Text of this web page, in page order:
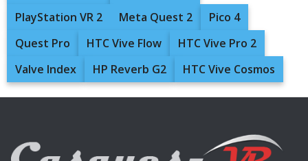
PlayStation VR 2
Meta Quest 2
Pico 4
Quest Pro
HTC Vive Flow
HTC Vive Pro 2
Valve Index
HP Reverb G2 HTC Vive Cosmos